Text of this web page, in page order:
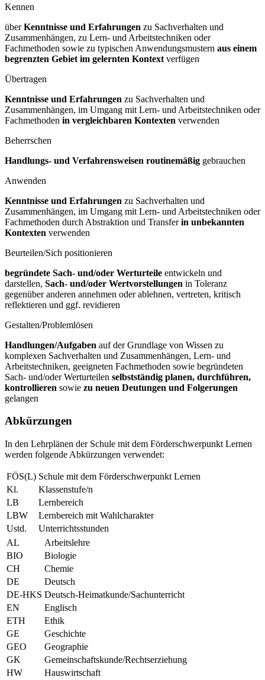
Kennen
überKenntnisse und Erfahrungen zu Sachverhalten und
Zusammenhängen, zu Lern- und Arbeitstechniken oder
Fachmethoden sowie zu typischen Anwendungsmustern aus einem
begrenzten Gebiet im gelernten Kontext verfügen
Übertragen
Kenntnisse und Erfahrungen zu Sachverhalten und
Zusammenhängen, im Umgang mit Lern- und Arbeitstechniken oder
Fachmethoden in vergleichbaren Kontexten verwenden
Beherrschen
Handlungs- und Verfahrensweisen routinemäßig gebrauchen
Anwenden
Kenntnisse und Erfahrungen zu Sachverhalten und
Zusammenhängen, im Umgang mit Lern- und Arbeitstechniken oder
Fachmethoden durch Abstraktion und Transferin unbekannten
Kontexten verwenden
Beurteilen/Sich positionieren
begründete Sach- und/oder Werturteile entwickeln und
darstellen, Sach- und/oder Wertvorstellungen in Toleranz
gegenüber anderen annehmen oder ablehnen, vertreten, kritisch
reflektieren und ggf. revidieren
Gestalten/Problemlösen
Handlungen/Aufgaben auf der Grundlage von Wissen zu
komplexen Sachverhalten und Zusammenhängen, Lern- und
Arbeitstechniken, geeigneten Fachmethoden sowie begründeten
Sach- und/oder Werturteilen selbstständig planen, durchführen,
kontrollieren sowie zu neuen Deutungen und Folgerungen
gelangen
Abkürzungen
In den Lehrplänen der Schule mit dem Förderschwerpunkt Lernen
werden folgende Abkürzungen verwendet:
FÖS(L) Schule mit dem Förderschwerpunkt Lernen
Kl.
Klassenstufe/n
LB
Lernbereich
LBW
Lernbereich mit Wahlcharakter
Ustd.
Unterrichtsstunden
AL
Arbeitslehre
BIO
Biologie
CH
Chemie
DE
Deutsch
DE-HKS Deutsch-Heimatkunde/Sachunterricht
EN
Englisch
ETH
Ethik
GE
Geschichte
GEO
Geographie
GK
Gemeinschaftskunde/Rechtserziehung
HW
Hauswirtschaft